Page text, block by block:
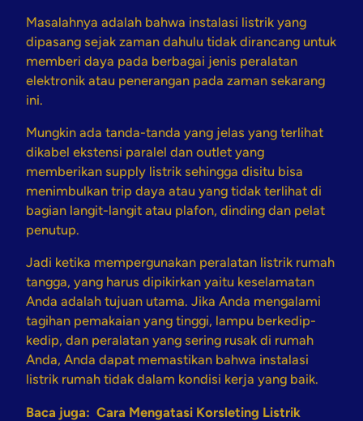
Masalahnya adalah bahwa instalasi listrik yang
dipasang sejak zaman dahulu tidak dirancang untuk
memberi daya pada berbagai jenis peralatan
elektronik atau penerangan pada zaman sekarang
ini.
Mungkin ada tanda-tanda yang jelas yang terlihat
dikabel ekstensi paralel dan outlet yang
memberikan supply listrik sehingga disitu bisa
menimbulkan trip daya atau yang tidak terlihat di
bagian langit-langit atau plafon, dinding dan pelat
penutup.
Jadi ketika mempergunakan peralatan listrik rumah
tangga, yang harus dipikirkan yaitu keselamatan
Anda adalah tujuan utama. Jika Anda mengalami
tagihan pemakaian yang tinggi, lampu berkedip-
kedip, dan peralatan yang sering rusak di rumah
Anda, Anda dapat memastikan bahwa instalasi
listrik rumah tidak dalam kondisi kerja yang baik.
Baca juga: Cara Mengatasi Korsleting Listrik